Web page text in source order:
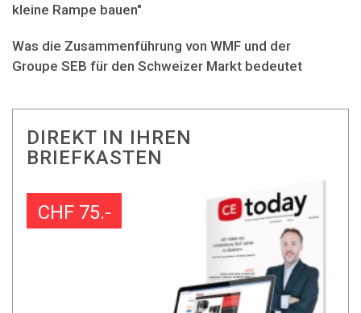
kleine Rampe bauen"
Was die Zusammenführung von WMF und der
Groupe SEB für den Schweizer Markt bedeutet
DIREKT IN IHREN
BRIEFKASTEN
CHF 75.-